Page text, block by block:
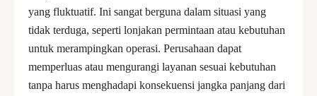
yang fluktuatif. Ini sangat berguna dalam situasi yang
tidak terduga, seperti lonjakan permintaan atau kebutuhan
untuk merampingkan operasi. Perusahaan dapat
memperluas atau mengurangi layanan sesuai kebutuhan
tanpa harus menghadapi konsekuensi jangka panjang dari